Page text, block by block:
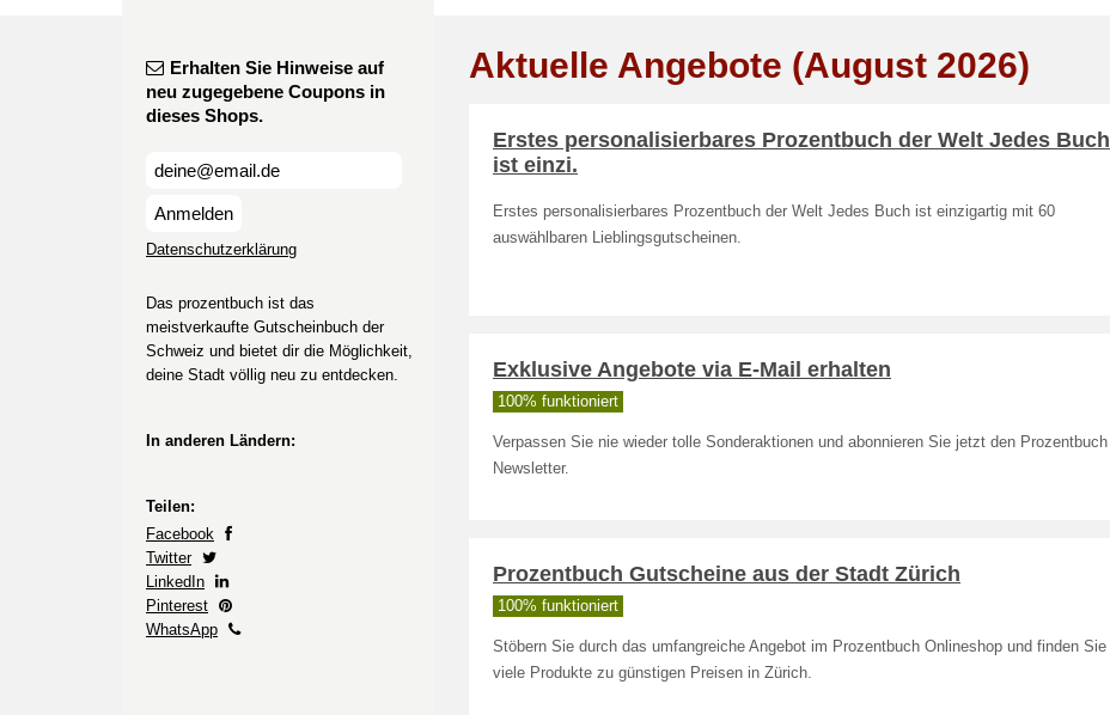
Erhalten Sie Hinweise auf
neu zugegebene Coupons in
dieses Shops.
Anmelden
Datenschutzerklärung
Das prozentbuch ist das
meistverkaufte Gutscheinbuch der
Schweiz und bietet dir die Möglichkeit,
deine Stadt völlig neu zu entdecken.
In anderen Ländern:
Teilen:
Facebook
Twitter
LinkedIn
Pinterest
WhatsApp
Aktuelle Angebote (August 2026)
Erstes personalisierbares Prozentbuch der Welt Jedes Buch
ist einzi.
Erstes personalisierbares Prozentbuch der Welt Jedes Buch ist einzigartig mit 60
auswählbaren Lieblingsgutscheinen.
Exklusive Angebote via E-Mail erhalten
100% funktioniert
Verpassen Sie nie wieder tolle Sonderaktionen und abonnieren Sie jetzt den Prozentbuch
Newsletter.
Prozentbuch Gutscheine aus der Stadt Zürich
100% funktioniert
Stöbern Sie durch das umfangreiche Angebot im Prozentbuch Onlineshop und finden Sie
viele Produkte zu günstigen Preisen in Zürich.